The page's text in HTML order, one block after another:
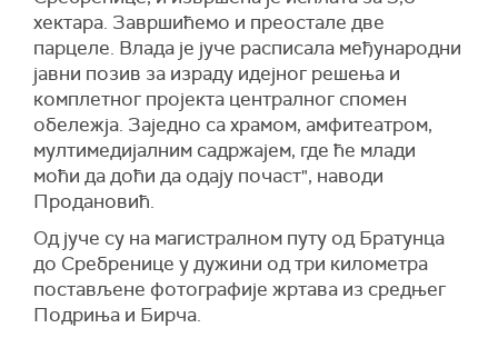
хектара. Завршићемо и преостале две
парцеле. Влада је јуче расписала међународни
јавни позив за израду идејног решења и
комплетног пројекта централног спомен
обележја. Заједно са храмом, амфитеатром,
мултимедијалним садржајем, где ће млади
моћи да доћи да одају почаст", наводи
Продановић.
Од јуче су на магистралном путу од Братунца
до Сребренице у дужини од три километра
постављене фотографије жртава из средњег
Подриња и Бирча.